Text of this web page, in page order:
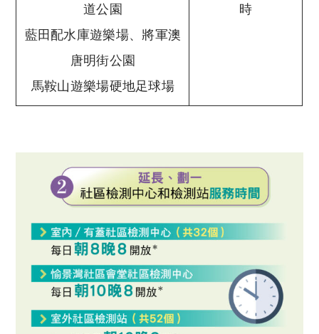
道公園
藍田配水庫遊樂場、將軍澳
唐明街公園
馬鞍山遊樂場硬地足球場
時